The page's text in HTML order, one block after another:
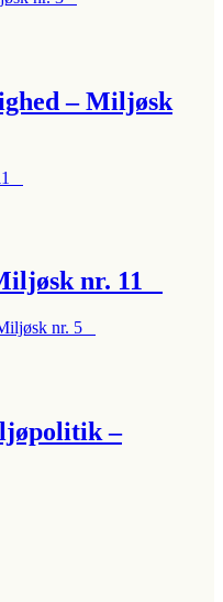
– Miljøsk
nr. 11
–